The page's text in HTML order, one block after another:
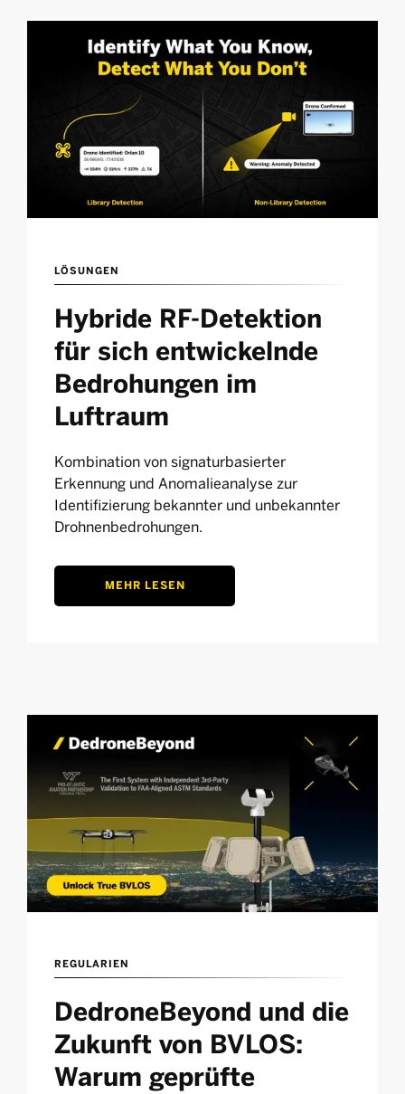
LÖSUNGEN
Hybride RF-Detektion
für sich entwickelnde
Bedrohungen im
Luftraum
Kombination von signaturbasierter
Erkennung und Anomalieanalyse zur
Identifizierung bekannter und unbekannter
Drohnenbedrohungen.
MEHR LESEN
REGULARIEN
DedroneBeyond und die
Zukunft von BVLOS:
Warum geprüfte